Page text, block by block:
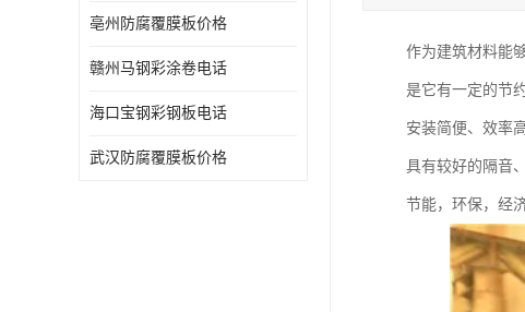
亳州防腐覆膜板价格
赣州马钢彩涂卷电话
海口宝钢彩钢板电话
武汉防腐覆膜板价格
作为建筑材料能
是它有一定的节
安装简便、效率
具有较好的隔音
节能，环保，经